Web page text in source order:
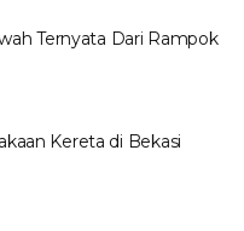
Ternyata Dari Rampok
Kereta di Bekasi